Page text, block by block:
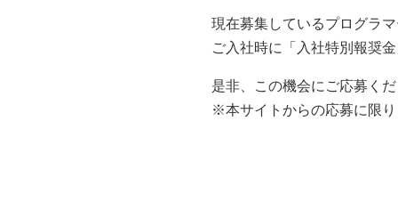
現在募集しているプログラ
ご入社時に「入社特別報奨
是非、この機会にご応募く
※本サイトからの応募に限